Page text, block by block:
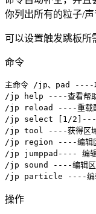
你列出所有的粒子/
可以设置触发跳板所
命令
主命令 /jp、pad ----
/jp help ----查看帮
/jp reload ----重载
/jp select [1/2]----
/jp tool ----获得区域
/jp region ----编辑
/jp jumppad---- 编辑
/jp sound ----编辑区
/jp particle ----编辑
操作